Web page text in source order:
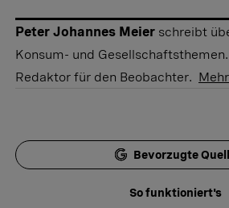
Peter Johannes Meier schreibt
Konsum- und
Redaktor für den Beobachter.
Bevorzugte
So funktioniert's